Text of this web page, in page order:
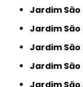
Jardim
Jardim
Jardim
Jardim
Jardim